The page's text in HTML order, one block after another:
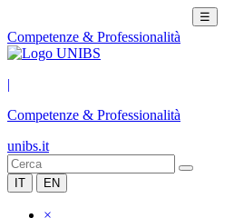
☰
Competenze & Professionalità
|
Competenze & Professionalità
unibs.it
IT EN
×